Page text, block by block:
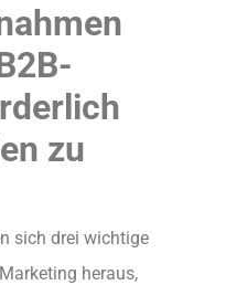
zu
sich drei wichtige
heraus,